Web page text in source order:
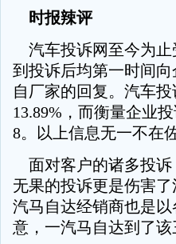
时报辣评
汽车投诉网至今为止
到投诉后均第一时间
自厂家的回复。汽车
13.89%，而衡量企业
8。以上信息无一不在
面对客户的诸多投诉
无果的投诉更是伤害
汽马自达经销商也是
意，一汽马自达到了该